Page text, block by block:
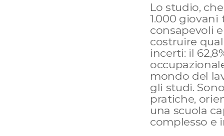
Lo studio,
1.000 giovani
consapevoli
costruire
incerti: il
mondo del
gli studi.
pratiche,
una scuola
complesso e